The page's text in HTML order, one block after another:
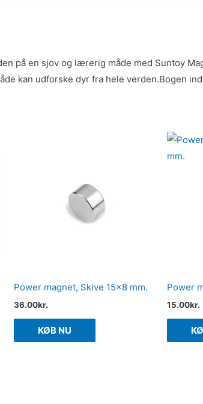
på en sjov og lærerig måde med Suntoy
kan udforske dyr fra hele verden.Bogen
Power magnet, Skive 15×8 mm.
36.00kr.
KØB NU
Power
15.00kr.